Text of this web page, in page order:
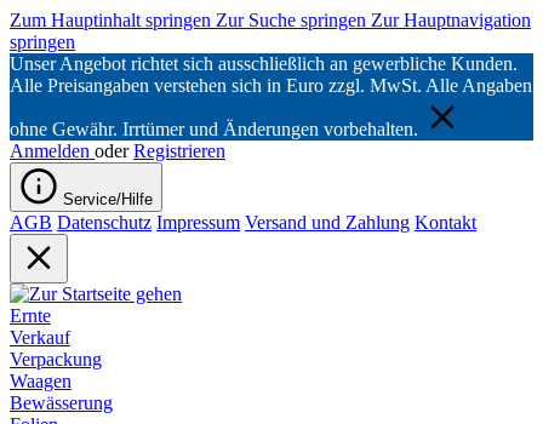
Zum Hauptinhalt springen Zur Suche springen Zur Hauptnavigation
springen
Unser Angebot richtet sich ausschließlich an gewerbliche Kunden.
Alle Preisangaben verstehen sich in Euro zzgl. MwSt. Alle Angaben
ohne Gewähr. Irrtümer und Änderungen vorbehalten.
Anmelden oder Registrieren
Service/Hilfe
AGB Datenschutz Impressum Versand und Zahlung Kontakt
Ernte
Verkauf
Verpackung
Waagen
Bewässerung